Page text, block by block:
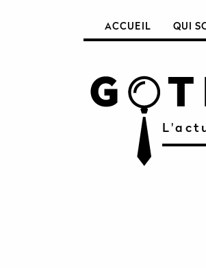
ACCUEIL QUI